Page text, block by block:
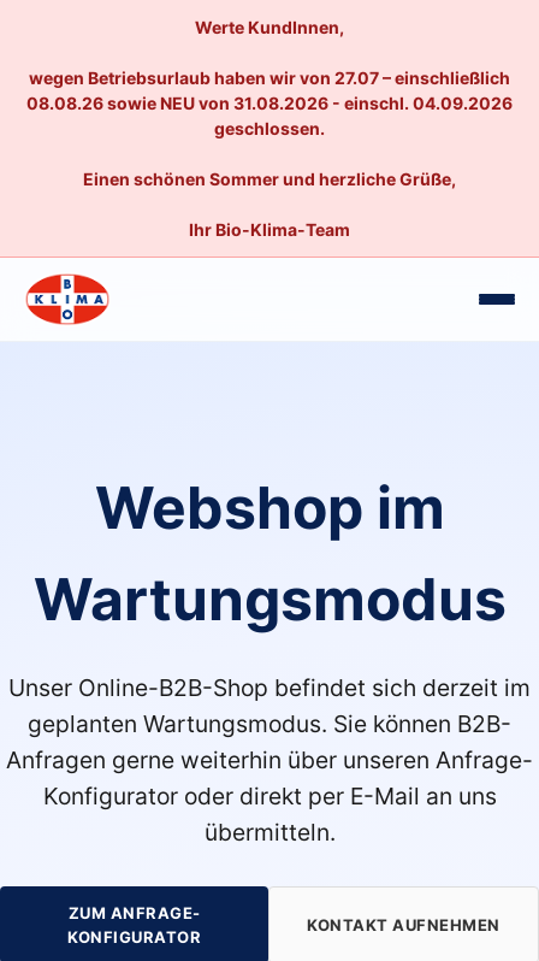
Werte KundInnen,
wegen Betriebsurlaub haben wir von 27.07 – einschließlich
08.08.26 sowie NEU von 31.08.2026 - einschl. 04.09.2026
geschlossen.
Einen schönen Sommer und herzliche Grüße,
Ihr Bio-Klima-Team
Webshop im
Wartungsmodus
Unser Online-B2B-Shop befindet sich derzeit im
geplanten Wartungsmodus. Sie können B2B-
Anfragen gerne weiterhin über unseren Anfrage-
Konfigurator oder direkt per E-Mail an uns
übermitteln.
ZUM ANFRAGE-
KONFIGURATOR
KONTAKT AUFNEHMEN